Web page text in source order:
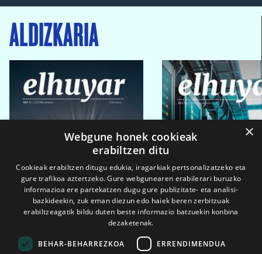
ALDIZKARIA
×
Webgune honek cookieak
erabiltzen ditu
Cookieak erabiltzen ditugu edukia, iragarkiak pertsonalizatzeko eta
gure trafikoa aztertzeko. Gure webgunearen erabilerari buruzko
informazioa ere partekatzen dugu gure publizitate- eta analisi-
bazkideekin, zuk eman diezun edo haiek beren zerbitzuak
erabiltzeagatik bildu duten beste informazio batzuekin konbina
dezaketenak.
BEHAR-BEHARREZKOA ERRENDIMENDUA